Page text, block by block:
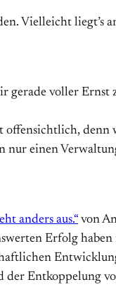
Vielleicht liegt’s
gerade voller Ernst
offensichtlich, denn
einen
anders aus.“ von
Erfolg
der Entkoppelung